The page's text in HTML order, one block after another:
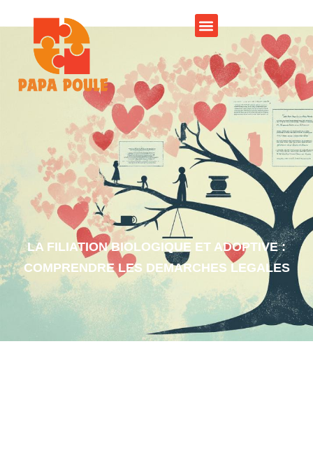
LA FILIATION BIOLOGIQUE ET ADOPTIVE :
COMPRENDRE LES DEMARCHES LEGALES